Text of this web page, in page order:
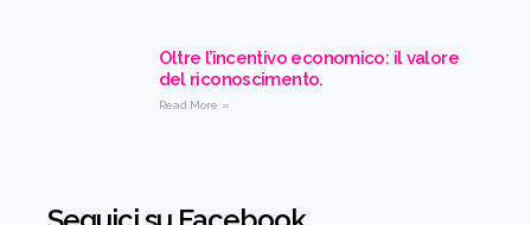
Oltre l’incentivo economico: il valore
del riconoscimento.
Read More »